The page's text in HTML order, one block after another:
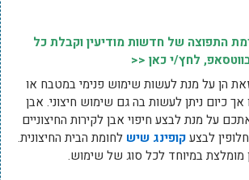
התפוצה של חדשות מודיעין וקבלת כל
לחץ/י כאן <<
הן על מנת לעשות שימוש פנימי במטבח או
כיום ניתן לעשות בה גם שימוש חיצוני. אבן
על מנת לבצע חיפוי אבן לקירות החיצוניים
לבצעקופינג שיש לחומת הבית החיצונית.
מומלצת במיוחד לכל סוג של שימוש.